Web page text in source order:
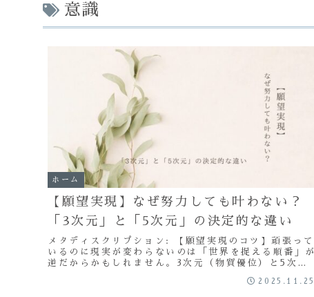
意識
ホーム
【願望実現】なぜ努力しても叶わない？
「3次元」と「5次元」の決定的な違い
メタディスクリプション: 【願望実現のコツ】頑張って
いるのに現実が変わらないのは「世界を捉える順番」が
逆だからかもしれません。3次元（物質優位）と5次元
い解説で、引き寄せが加速する「意識の使い道」をお伝
2025.11.25